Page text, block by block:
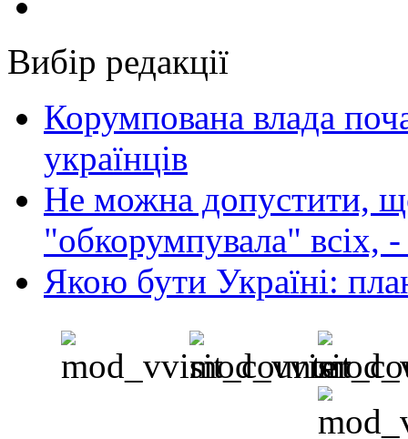
Вибір редакції
Корумпована влада
українців
Не можна допустити,
"обкорумпувала" всіх,
Якою бути Україні: